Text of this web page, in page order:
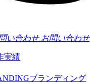
い合わせ お問い合わせ
実績
ブランディング